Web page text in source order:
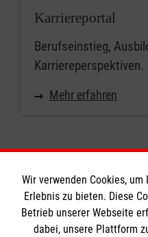
Karriereportal
Berufseinstieg,
Karriereperspektiven.
Mehr erfahren
Informationen
Wir verwenden Cookies,
Erlebnis zu bieten. Diese
Betrieb unserer Webseite
dabei, unsere Plattform